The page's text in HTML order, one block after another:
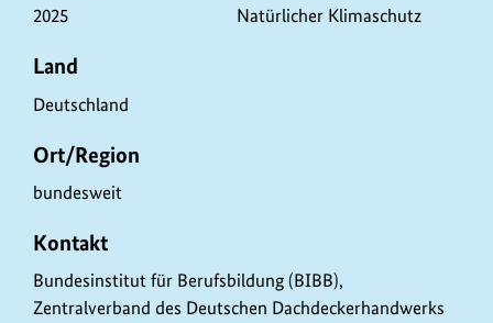
e
k
t
d
a
t
e
n
2025
Land
Deutschland
Ort/Region
bundesweit
Natürlicher Klimaschutz
Kontakt
Bundesinstitut für Berufsbildung (BIBB),
Zentralverband des Deutschen Dachdeckerhandwerks